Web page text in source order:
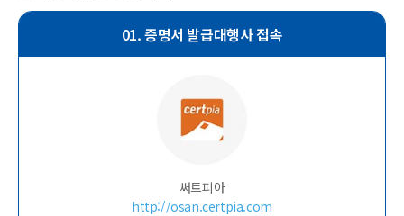
01. 증명서 발급대행사 접속
써트피아
http://osan.certpia.com